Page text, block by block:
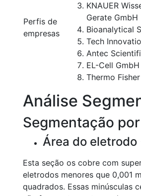
Perfis de
empresas
KNAUER
Gerate GmbH
Bioanalytical
Tech
Antec
EL-Cell GmbH
Thermo Fisher
Análise
Segmentação
Área do eletrodo
Esta seção os cobre com
eletrodos menores que 0,001
quadrados. Essas minúsculas